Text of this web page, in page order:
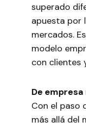
superado
apuesta por
mercados.
modelo
con clientes
De
Con el paso
más allá del